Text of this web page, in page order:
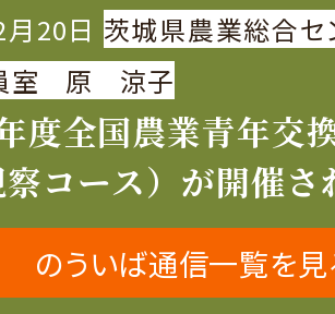
20日 茨城県農業総合セ
室 原 涼子
度全国農業青年交
コース）が開催さ
のういば通信一覧を